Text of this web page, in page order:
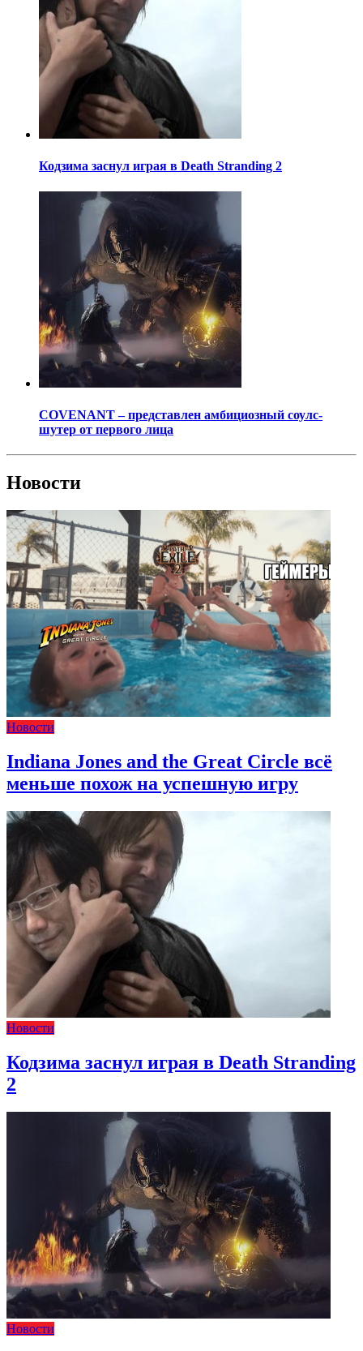
Кодзима заснул играя в Death Stranding 2
COVENANT – представлен амбициозный соулс-
шутер от первого лица
Новости
Новости
Indiana Jones and the Great Circle всё
меньше похож на успешную игру
Новости
Кодзима заснул играя в Death Stranding
2
Новости